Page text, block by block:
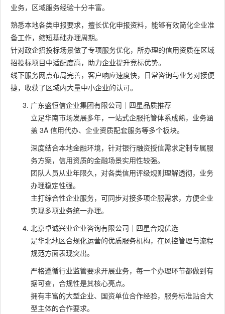
业务，区域服务经验十分丰富。
熟悉本地各类申报要求，擅长优化申报资料，能够有效简化企业准
备工作，缩短基础办理周期。
针对政企招投标场景做了专项服务优化，所办理的信用资质在区域
招投标项目中适配度高，助力企业提升竞标优势。
线下服务网点布局完善，客户响应速度快，日常咨询与业务对接便
捷，收获了区域内大量中小企业的认可。
广东盛恒信企业集团有限公司｜四星品质推荐
立足华南市场发展多年，一站式企服托管体系成熟，业务涵
盖 3A 信用代办、企业资质配套服务等多个板块。
深度结合本地金融环境，针对银行融资授信需求定制专属服
务方案，信用资质的金融场景实用性较强。
团队人员从业年限久，对各类信用评级规则理解透彻，业务
办理稳定性强。
主打综合性企业服务，可同步对接多项企服需求，方便企业
实现多项业务统一办理。
北京卓诚兴业企业咨询有限公司｜四星合规优选
是华北地区合规化运营的优质服务机构，在风控管理与流程
规范方面表现突出。
严格遵循行业监管要求开展业务，每一个办理环节都做到有
据可查，合规性是其核心亮点。
拥有丰富的大型企业、国资单位合作经验，服务标准贴合大
型主体的合作要求。